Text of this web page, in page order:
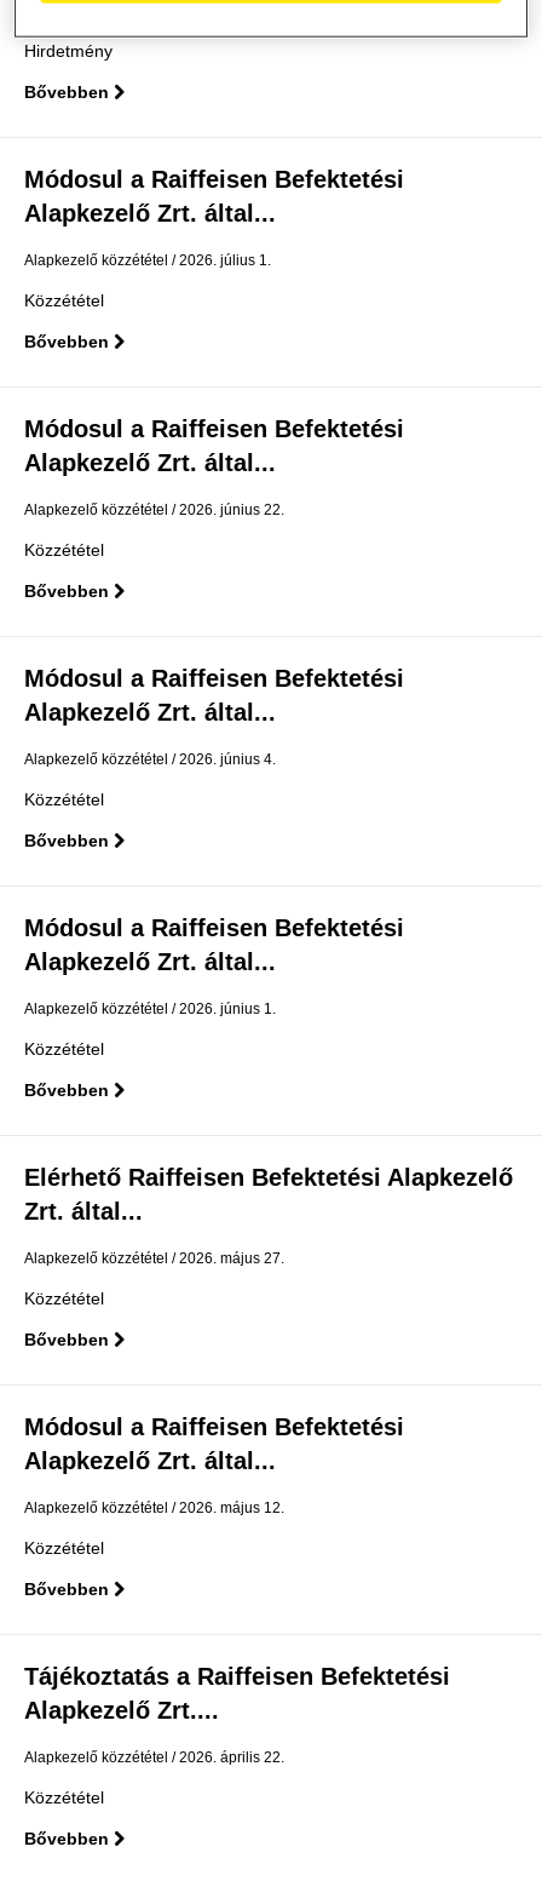
Hirdetmény
Bővebben
Módosul a Raiffeisen Befektetési
Alapkezelő Zrt. által...
Alapkezelő közzététel 2026. július 1.
Közzététel
Bővebben
Módosul a Raiffeisen Befektetési
Alapkezelő Zrt. által...
Alapkezelő közzététel 2026. június 22.
Közzététel
Bővebben
Módosul a Raiffeisen Befektetési
Alapkezelő Zrt. által...
Alapkezelő közzététel 2026. június 4.
Közzététel
Bővebben
Módosul a Raiffeisen Befektetési
Alapkezelő Zrt. által...
Alapkezelő közzététel 2026. június 1.
Közzététel
Bővebben
Elérhető Raiffeisen Befektetési Alapkezelő
Zrt. által...
Alapkezelő közzététel 2026. május 27.
Közzététel
Bővebben
Módosul a Raiffeisen Befektetési
Alapkezelő Zrt. által...
Alapkezelő közzététel 2026. május 12.
Közzététel
Bővebben
Tájékoztatás a Raiffeisen Befektetési
Alapkezelő Zrt....
Alapkezelő közzététel 2026. április 22.
Közzététel
Bővebben